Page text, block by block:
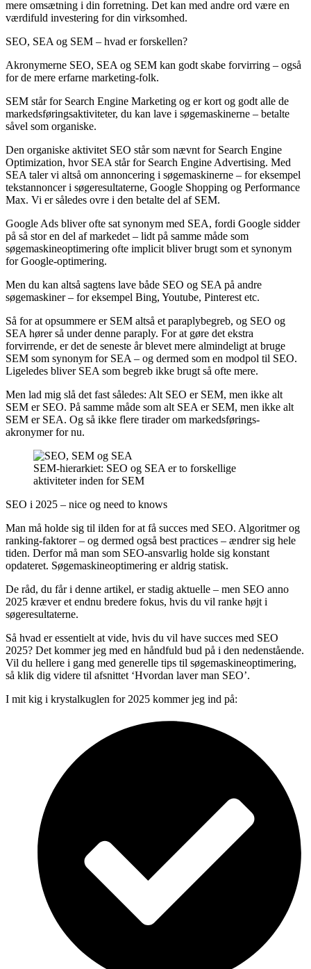
mere omsætning i din forretning. Det kan med andre ord være en
værdifuld investering for din virksomhed.
SEO, SEA og SEM – hvad er forskellen?
Akronymerne SEO, SEA og SEM kan godt skabe forvirring – også
for de mere erfarne marketing-folk.
SEM står for Search Engine Marketing og er kort og godt alle de
markedsføringsaktiviteter, du kan lave i søgemaskinerne – betalte
såvel som organiske.
Den organiske aktivitet SEO står som nævnt for Search Engine
Optimization, hvor SEA står for Search Engine Advertising. Med
SEA taler vi altså om annoncering i søgemaskinerne – for eksempel
tekstannoncer i søgeresultaterne, Google Shopping og Performance
Max. Vi er således ovre i den betalte del af SEM.
Google Ads bliver ofte sat synonym med SEA, fordi Google sidder
på så stor en del af markedet – lidt på samme måde som
søgemaskineoptimering ofte implicit bliver brugt som et synonym
for Google-optimering.
Men du kan altså sagtens lave både SEO og SEA på andre
søgemaskiner – for eksempel Bing, Youtube, Pinterest etc.
Så for at opsummere er SEM altså et paraplybegreb, og SEO og
SEA hører så under denne paraply. For at gøre det ekstra
forvirrende, er det de seneste år blevet mere almindeligt at bruge
SEM som synonym for SEA – og dermed som en modpol til SEO.
Ligeledes bliver SEA som begreb ikke brugt så ofte mere.
Men lad mig slå det fast således: Alt SEO er SEM, men ikke alt
SEM er SEO. På samme måde som alt SEA er SEM, men ikke alt
SEM er SEA. Og så ikke flere tirader om markedsførings-
akronymer for nu.
SEM-hierarkiet: SEO og SEA er to forskellige
aktiviteter inden for SEM
SEO i 2025 – nice og need to knows
Man må holde sig til ilden for at få succes med SEO. Algoritmer og
ranking-faktorer – og dermed også best practices – ændrer sig hele
tiden. Derfor må man som SEO-ansvarlig holde sig konstant
opdateret. Søgemaskineoptimering er aldrig statisk.
De råd, du får i denne artikel, er stadig aktuelle – men SEO anno
2025 kræver et endnu bredere fokus, hvis du vil ranke højt i
søgeresultaterne.
Så hvad er essentielt at vide, hvis du vil have succes med SEO
2025? Det kommer jeg med en håndfuld bud på i den nedenstående.
Vil du hellere i gang med generelle tips til søgemaskineoptimering,
så klik dig videre til afsnittet ‘Hvordan laver man SEO’.
I mit kig i krystalkuglen for 2025 kommer jeg ind på: